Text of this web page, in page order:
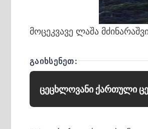
მოცეკვავე ლაშა
ᲒᲐᲘᲮᲡᲔᲜᲔᲗ:
ცეცხლოვანი ქართული